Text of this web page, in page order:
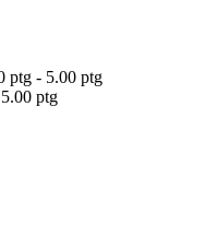
ptg - 5.00 ptg
ptg